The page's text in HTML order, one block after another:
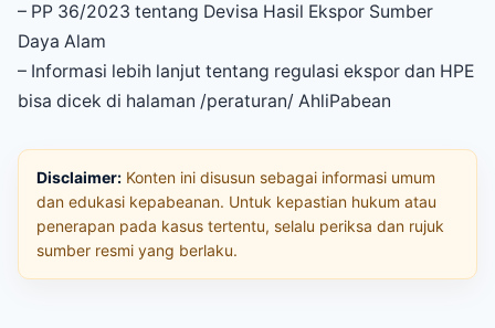
– PP 36/2023 tentang Devisa Hasil Ekspor Sumber
Daya Alam
– Informasi lebih lanjut tentang regulasi ekspor dan HPE
bisa dicek di halaman /peraturan/ AhliPabean
Disclaimer: Konten ini disusun sebagai informasi umum
dan edukasi kepabeanan. Untuk kepastian hukum atau
penerapan pada kasus tertentu, selalu periksa dan rujuk
sumber resmi yang berlaku.